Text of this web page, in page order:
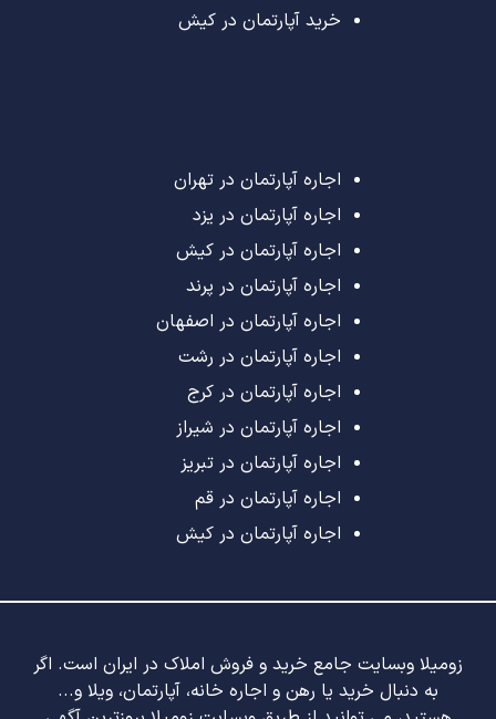
خرید آپارتمان در کیش
اجاره آپارتمان در تهران
اجاره آپارتمان در یزد
اجاره آپارتمان در کیش
اجاره آپارتمان در پرند
اجاره آپارتمان در اصفهان
اجاره آپارتمان در رشت
اجاره آپارتمان در کرج
اجاره آپارتمان در شیراز
اجاره آپارتمان در تبریز
اجاره آپارتمان در قم
اجاره آپارتمان در کیش
زومیلا وبسایت جامع خرید و فروش املاک در ایران است. اگر
به دنبال خرید یا رهن و اجاره خانه، آپارتمان، ویلا و...